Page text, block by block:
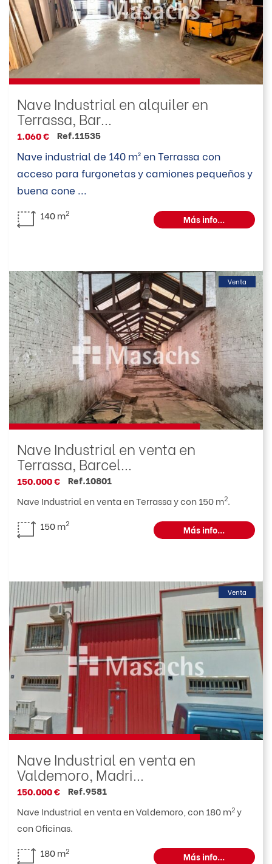
Nave Industrial en alquiler en
Terrassa, Bar...
Ref.11535
1.060 €
Nave industrial de 140 m² en Terrassa con
acceso para furgonetas y camiones pequeños y
buena cone ...
140 m2 Más info...
Venta
Nave Industrial en venta en
Terrassa, Barcel...
Ref.10801
150.000 €
Nave Industrial en venta en Terrassa y con 150 m2.
150 m2 Más info...
Venta
Nave Industrial en venta en
Valdemoro, Madri...
Ref.9581
150.000 €
Nave Industrial en venta en Valdemoro, con 180 m2y
con Oficinas.
180 m2 Más info...